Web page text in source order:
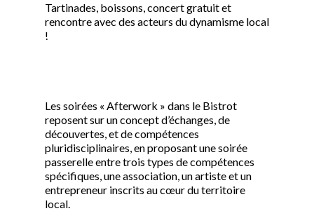
Tartinades, boissons, concert gratuit et
rencontre avec des acteurs du dynamisme local
!
Les soirées « Afterwork » dans le Bistrot
reposent sur un concept d’échanges, de
découvertes, et de compétences
pluridisciplinaires, en proposant une soirée
passerelle entre trois types de compétences
spécifiques, une association, un artiste et un
entrepreneur inscrits au cœur du territoire
local.